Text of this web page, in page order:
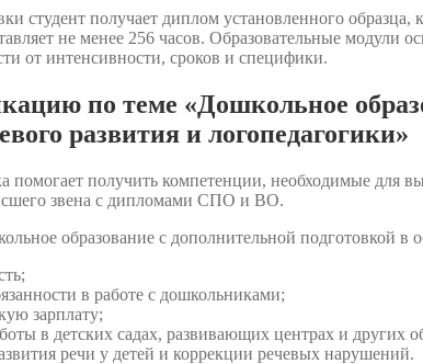
студент получает диплом установленного
не менее 256 часов. Образовательные
от интенсивности, сроков и специфики.
по теме «Дошкольное
развития и логопедагогики»
помогает получить компетенции, необходимые
звена с дипломами СПО и ВО.
образование с дополнительной подготовкой в
в работе с дошкольниками;
зарплату;
в детских садах, развивающих центрах и других
речи у детей и коррекции речевых нарушений.